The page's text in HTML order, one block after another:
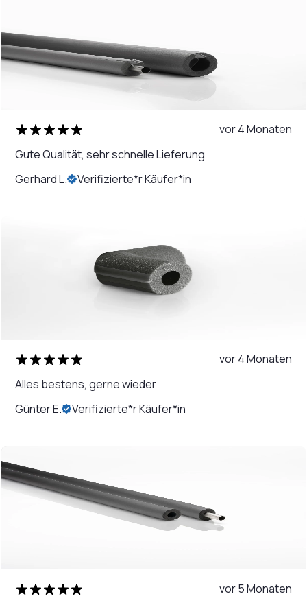
vor 4 Monaten
Gute Qualität, sehr schnelle Lieferung
Gerhard L.
Verifizierte*r Käufer*in
vor 4 Monaten
Alles bestens, gerne wieder
Günter E.
Verifizierte*r Käufer*in
vor 5 Monaten